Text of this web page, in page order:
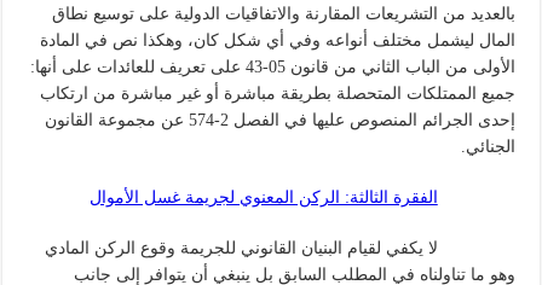
بالعديد من التشريعات المقارنة والاتفاقيات الدولية على توسيع نطاق
المال ليشمل مختلف أنواعه وفي أي شكل كان، وهكذا نص في المادة
الأولى من الباب الثاني من قانون 05-43 على تعريف للعائدات على أنها:
جميع الممتلكات المتحصلة بطريقة مباشرة أو غير مباشرة من ارتكاب
إحدى الجرائم المنصوص عليها في الفصل 2-574 عن مجموعة القانون
الجنائي.
الفقرة الثالثة: الركن المعنوي لجريمة غسل الأموال
لا يكفي لقيام البنيان القانوني للجريمة وقوع الركن المادي
وهو ما تناولناه في المطلب السابق بل ينبغي أن يتوافر إلى جانب